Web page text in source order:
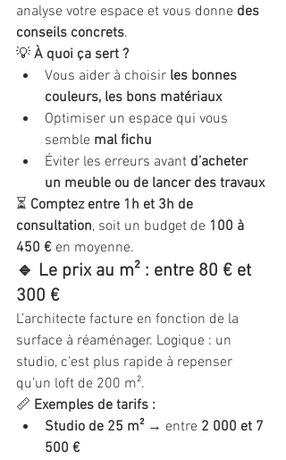
analyse votre espace et vous donne des
conseils concrets.
💡 À quoi ça sert ?
Vous aider à choisir les bonnes
couleurs, les bons matériaux
Optimiser un espace qui vous
semble mal fichu
Éviter les erreurs avant d’acheter
un meuble ou de lancer des travaux
⏳ Comptez entre 1h et 3h de
consultation, soit un budget de 100 à
450 € en moyenne.
🔹 Le prix au m² : entre 80 € et
300 €
L’architecte facture en fonction de la
surface à réaménager. Logique : un
studio, c’est plus rapide à repenser
qu’un loft de 200 m².
📏 Exemples de tarifs :
Studio de 25 m² → entre 2 000 et 7
500 €